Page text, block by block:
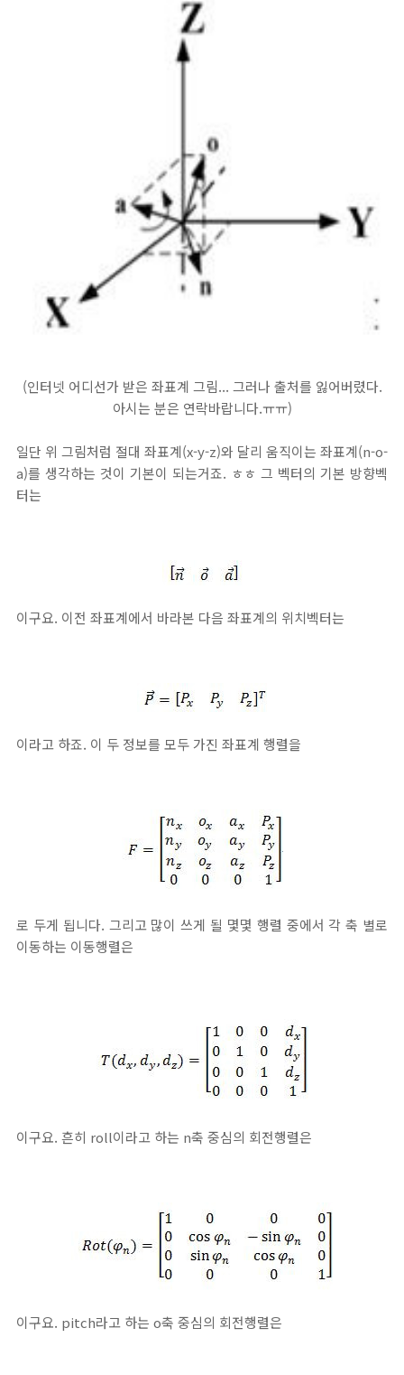
(인터넷 어디선가 받은 좌표계 그림... 그러나 출처를 잃어버렸다.
아시는 분은 연락바랍니다.ㅠㅠ)
일단 위 그림처럼 절대 좌표계(x-y-z)와 달리 움직이는 좌표계(n-o-
a)를 생각하는 것이 기본이 되는거죠. ㅎㅎ 그 벡터의 기본 방향벡
터는
이구요. 이전 좌표계에서 바라본 다음 좌표계의 위치벡터는
이라고 하죠. 이 두 정보를 모두 가진 좌표계 행렬을
로 두게 됩니다. 그리고 많이 쓰게 될 몇몇 행렬 중에서 각 축 별로
이동하는 이동행렬은
이구요. 흔히 roll이라고 하는 n축 중심의 회전행렬은
이구요. pitch라고 하는 o축 중심의 회전행렬은